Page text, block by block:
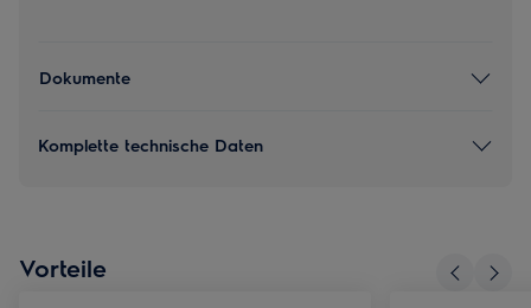
Dokumente
Komplette technische Daten
Vorteile